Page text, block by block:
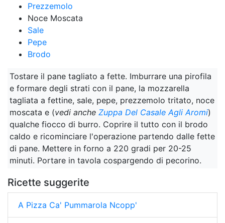
Prezzemolo
Noce Moscata
Sale
Pepe
Brodo
Tostare il pane tagliato a fette. Imburrare una pirofila
e formare degli strati con il pane, la mozzarella
tagliata a fettine, sale, pepe, prezzemolo tritato, noce
moscata e (vedi anche Zuppa Del Casale Agli Aromi)
qualche fiocco di burro. Coprire il tutto con il brodo
caldo e ricominciare l'operazione partendo dalle fette
di pane. Mettere in forno a 220 gradi per 20-25
minuti. Portare in tavola cospargendo di pecorino.
Ricette suggerite
A Pizza Ca' Pummarola Ncopp'